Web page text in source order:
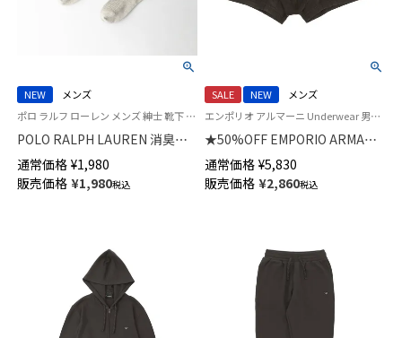
NEW
メンズ
ポロ ラルフ ローレン メンズ 紳士 靴下 カジュアル 26SS
POLO RALPH LAUREN 消臭加
工 リブ ポロポニー刺しゅう ワ
ンポイント 特大寸 大きいサイ
ズ クルー丈 ソックス【28-
通常価格 ¥1,980
販売価格 ¥1,980税込
SALE NEW
メンズ
エンポリオ アルマーニ Underwear 男性 アンダーウェア 紳士 下着
★50%OFF EMPORIO ARMANI
WINTER STRIPE ウィンター ス
トライプ ボクサーパンツ
【S/M/L】 前閉じ EUサイズ メン
通常価格 ¥5,830
販売価格 ¥2,860税込